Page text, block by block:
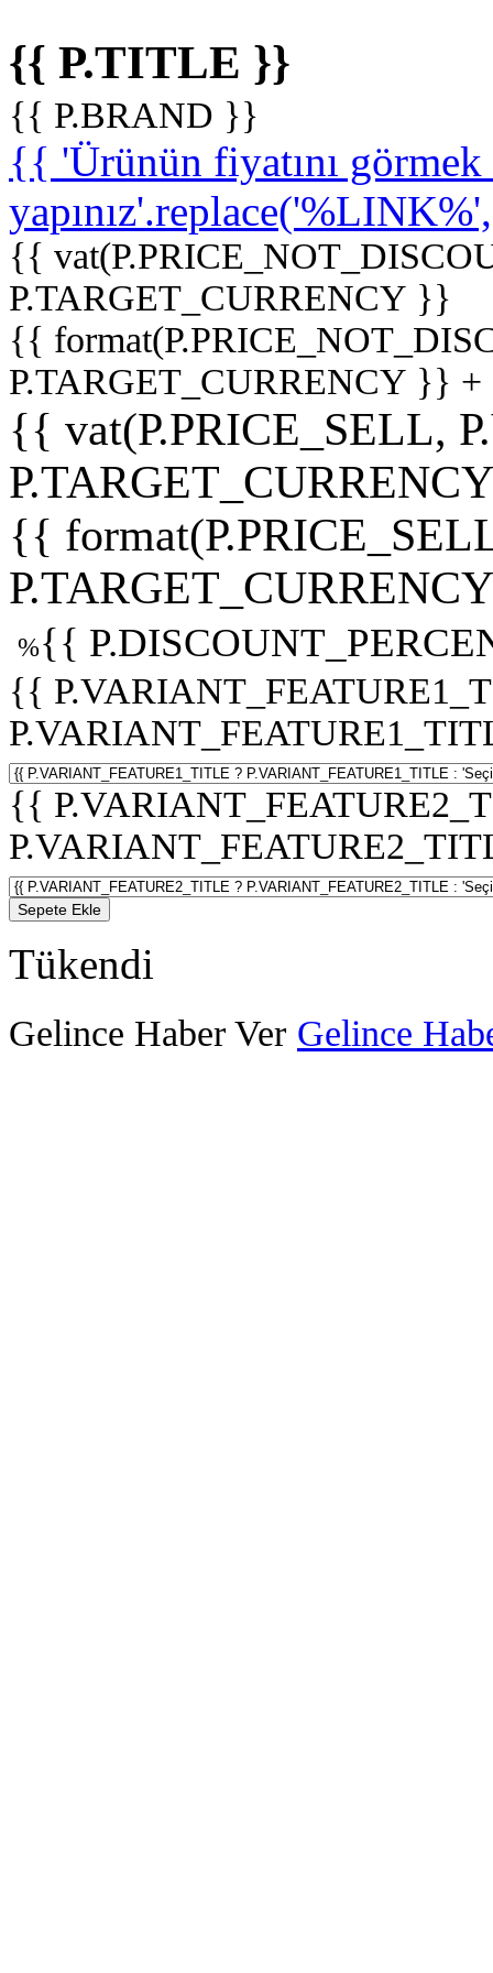
{{ P.TITLE }}
{{ P.BRAND }}
{{ 'Ürünün fiyatını
{{
P.TARGET_CURRENCY }}
{{
P.TARGET_CURRENCY }}
{{ vat(P.PRICE_SELL,
{{
%{{
{{
{{
Sepete Ekle
Tükendi
Gelince Haber Ver Gelince